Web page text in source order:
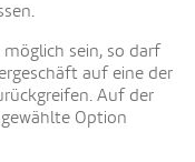
sein, so darf
auf eine der
Auf der
Option